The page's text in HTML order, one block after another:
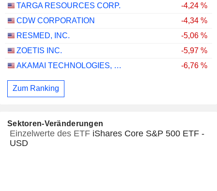
TARGA RESOURCES CORP.
-4,24 %
CDW CORPORATION
-4,34 %
RESMED, INC.
-5,06 %
ZOETIS INC.
-5,97 %
AKAMAI TECHNOLOGIES, INC.
-6,76 %
Zum Ranking
Sektoren-Veränderungen
Einzelwerte des ETF iShares Core S&P 500 ETF -
USD